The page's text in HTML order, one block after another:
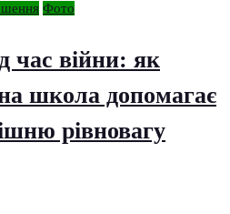
Фото
час війни: як
школа допомагає
рівновагу